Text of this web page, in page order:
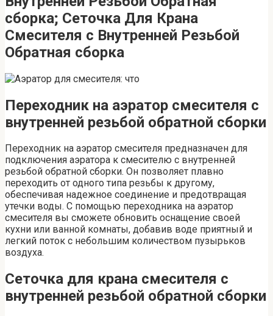
сборка; Сеточка Для Крана
Смесителя с Внутренней Резьбой
Обратная сборка
Переходник на аэратор смесителя с
внутренней резьбой обратной сборки
Переходник на аэратор смесителя предназначен для
подключения аэратора к смесителю с внутренней
резьбой обратной сборки. Он позволяет плавно
переходить от одного типа резьбы к другому,
обеспечивая надежное соединение и предотвращая
утечки воды. С помощью переходника на аэратор
смесителя вы сможете обновить оснащение своей
кухни или ванной комнаты, добавив воде приятный и
легкий поток с небольшим количеством пузырьков
воздуха.
Сеточка для крана смесителя с
внутренней резьбой обратной сборки